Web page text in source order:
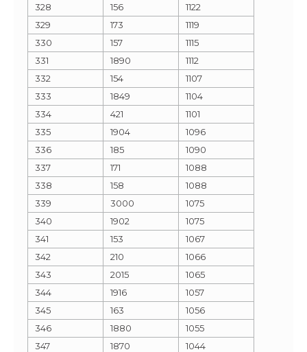
328
156
1122
329
173
1119
330
157
1115
331
1890
1112
332
154
1107
333
1849
1104
334
421
1101
335
1904
1096
336
185
1090
337
171
1088
338
158
1088
339
3000
1075
340
1902
1075
341
153
1067
342
210
1066
343
2015
1065
344
1916
1057
345
163
1056
346
1880
1055
347
1870
1044